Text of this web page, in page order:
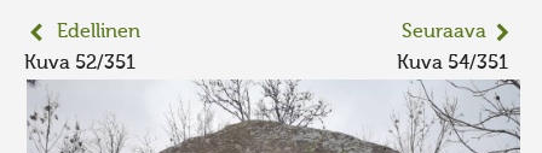
AIEMMAT KILPAILUT
Edellinen
Kuva 52/351
Seuraava
Kuva 54/351